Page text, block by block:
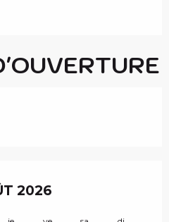
2026